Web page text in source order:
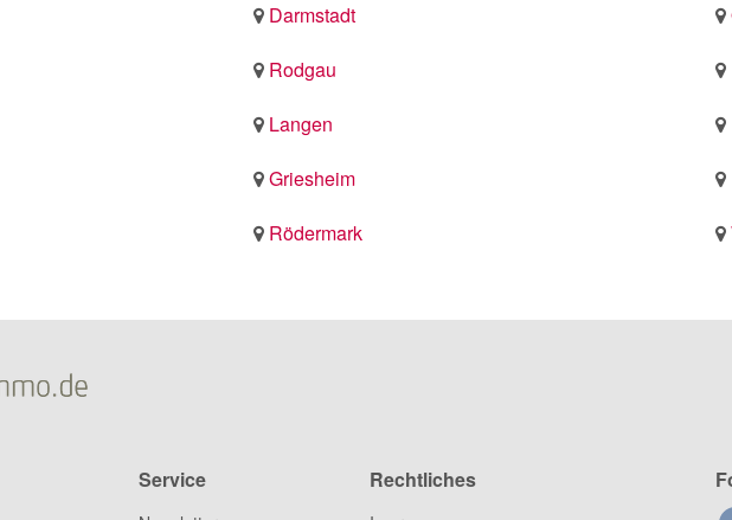
Darmstadt
Rodgau
Langen
Griesheim
Rödermark
Service Rechtliches